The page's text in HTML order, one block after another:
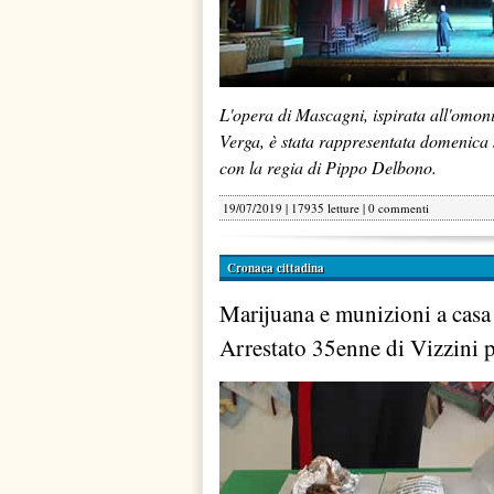
L'opera di Mascagni, ispirata
Verga, è stata rappresentata
con la regia di Pippo Delbono.
19/07/2019 | 17935 letture | 0 commenti
Cronaca cittadina
Marijuana e munizioni a
Arrestato 35enne di Vizzini